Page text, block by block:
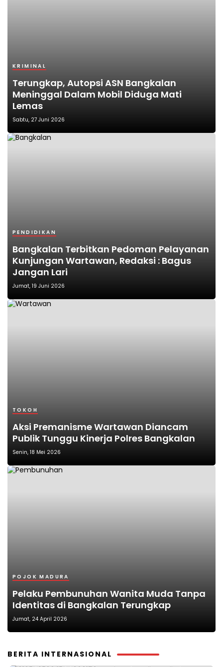
KRIMINAL
Terungkap, Autopsi ASN Bangkalan
Meninggal Dalam Mobil Diduga Mati
Lemas
Sabtu, 27 Juni 2026
PENDIDIKAN
Bangkalan Terbitkan Pedoman Pelayanan
Kunjungan Wartawan, Redaksi : Bagus
Jangan Lari
Jumat, 19 Juni 2026
TOKOH
Aksi Premanisme Wartawan Diancam
Publik Tunggu Kinerja Polres Bangkalan
Senin, 18 Mei 2026
POJOK MADURA
Pelaku Pembunuhan Wanita Muda Tanpa
Identitas di Bangkalan Terungkap
Jumat, 24 April 2026
BERITA INTERNASIONAL